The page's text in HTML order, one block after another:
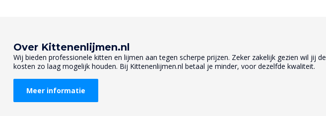
Over Kittenenlijmen.nl
Wij bieden professionele kitten en lijmen aan tegen scherpe prijzen. Zeker zakelijk gezien wil jij de
kosten zo laag mogelijk houden. Bij Kittenenlijmen.nl betaal je minder, voor dezelfde kwaliteit.
Meer informatie